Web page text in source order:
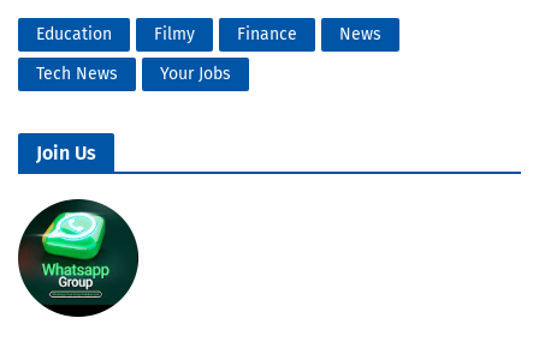
Education Filmy Finance
News
Tech News
Your Jobs
Join Us